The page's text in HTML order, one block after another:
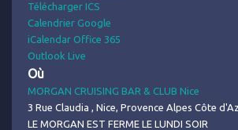
Télécharger ICS
Calendrier Google
iCalendar Office 365
Outlook Live
Où
MORGAN CRUISING BAR & CLUB Nice
3 Rue Claudia , Nice, Provence Alpes Côte
LE MORGAN EST FERME LE LUNDI SOIR